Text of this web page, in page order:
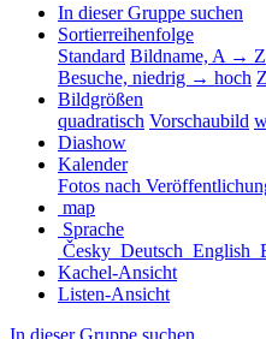
In dieser Gruppe suchen
Sortierreihenfolge
Standard Bildname, A → Z
Besuche, niedrig → hoch
Bildgrößen
quadratisch Vorschaubild
Diashow
Kalender
Fotos nach
map
Sprache
Česky Deutsch English
Kachel-Ansicht
Listen-Ansicht
In dieser Gruppe suchen